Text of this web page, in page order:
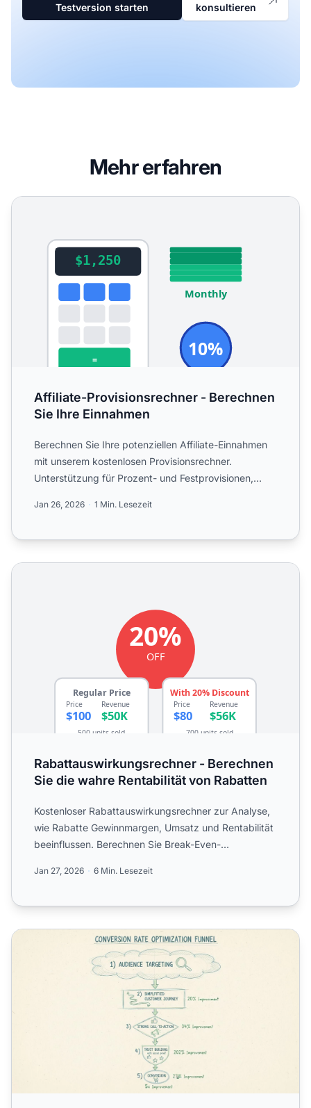
Testversion starten
konsultieren
Mehr erfahren
Affiliate-Provisionsrechner - Berechnen Sie Ihre
Affiliate-Provisionsrechner - Berechnen
Sie Ihre Einnahmen
Berechnen Sie Ihre potenziellen Affiliate-Einnahmen
mit unserem kostenlosen Provisionsrechner.
Unterstützung für Prozent- und Festprovisionen,
Jan 26, 2026 1 Min. Lesezeit
Rabattauswirkungsrechner - Berechnen Sie die wahre
Rabattauswirkungsrechner - Berechnen
Sie die wahre Rentabilität von Rabatten
Kostenloser Rabattauswirkungsrechner zur Analyse,
wie Rabatte Gewinnmargen, Umsatz und Rentabilität
beeinflussen. Berechnen Sie Break-Even-
Jan 27, 2026 6 Min. Lesezeit
Conversion-Rate berechnen: Vollständige Formel &